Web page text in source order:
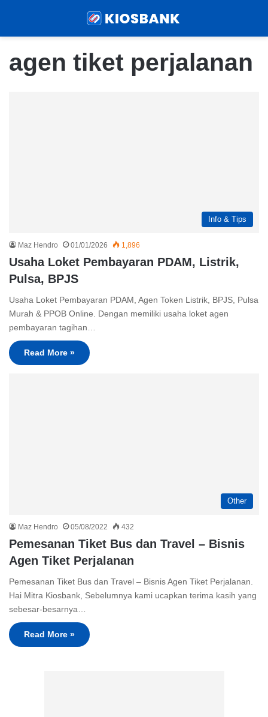
agen tiket perjalanan
Info & Tips
Maz Hendro 01/01/2026 1,896
Usaha Loket Pembayaran PDAM, Listrik,
Pulsa, BPJS
Usaha Loket Pembayaran PDAM, Agen Token Listrik, BPJS, Pulsa
Murah & PPOB Online. Dengan memiliki usaha loket agen
pembayaran tagihan…
Read More »
Other
Maz Hendro 05/08/2022 432
Pemesanan Tiket Bus dan Travel – Bisnis
Agen Tiket Perjalanan
Pemesanan Tiket Bus dan Travel – Bisnis Agen Tiket Perjalanan.
Hai Mitra Kiosbank, Sebelumnya kami ucapkan terima kasih yang
sebesar-besarnya…
Read More »